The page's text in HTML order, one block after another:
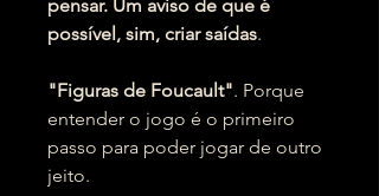
pensar. Um aviso de que é
possível, sim, criar saídas.
"Figuras de Foucault". Porque
entender o jogo é o primeiro
passo para poder jogar de outro
jeito.